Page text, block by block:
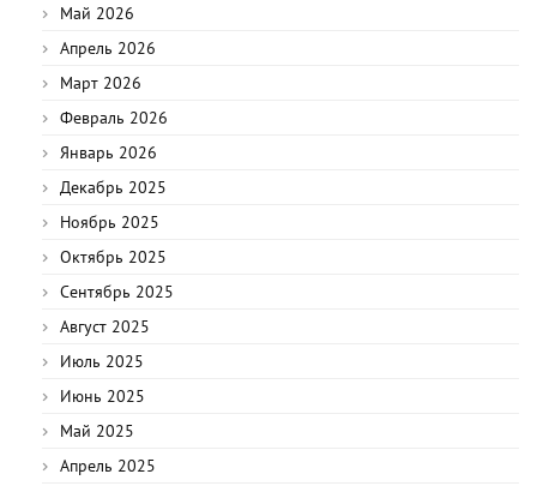
Май 2026
Апрель 2026
Март 2026
Февраль 2026
Январь 2026
Декабрь 2025
Ноябрь 2025
Октябрь 2025
Сентябрь 2025
Август 2025
Июль 2025
Июнь 2025
Май 2025
Апрель 2025